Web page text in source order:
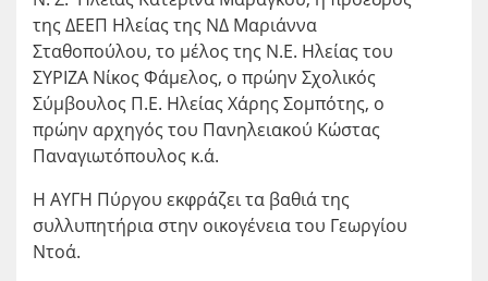
της ΔΕΕΠ Ηλείας της ΝΔ Μαριάννα
Σταθοπούλου, το μέλος της Ν.Ε. Ηλείας του
ΣΥΡΙΖΑ Νίκος Φάμελος, ο πρώην Σχολικός
Σύμβουλος Π.Ε. Ηλείας Χάρης Σομπότης, ο
πρώην αρχηγός του Πανηλειακού Κώστας
Παναγιωτόπουλος κ.ά.
Η ΑΥΓΗ Πύργου εκφράζει τα βαθιά της
συλλυπητήρια στην οικογένεια του Γεωργίου
Ντοά.